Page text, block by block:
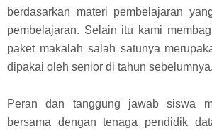
berdasarkan materi pembelajaran
pembelajaran. Selain itu kami
paket makalah salah satunya
dipakai oleh senior di tahun sebelumnya.
Peran dan tanggung jawab siswa
bersama dengan tenaga pendidik